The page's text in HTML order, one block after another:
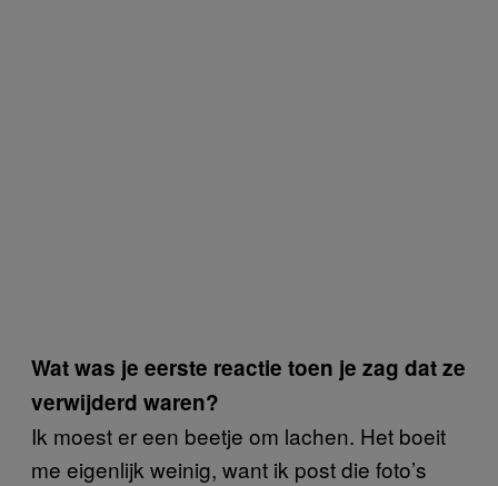
Wat was je eerste reactie toen je zag dat ze
verwijderd waren?
Ik moest er een beetje om lachen. Het boeit
me eigenlijk weinig, want ik post die foto’s